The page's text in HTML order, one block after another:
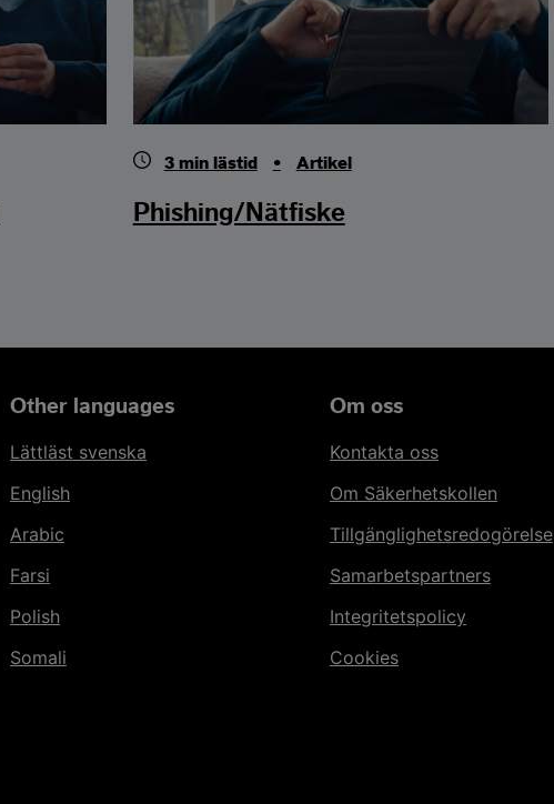
3 min lästid • Artikel
Phishing/Nätfiske
Other languages
Lättläst svenska
English
Arabic
Farsi
Polish
Somali
Om oss
Kontakta oss
Om Säkerhetskollen
Tillgänglighetsredogörelse
Samarbetspartners
Integritetspolicy
Cookies